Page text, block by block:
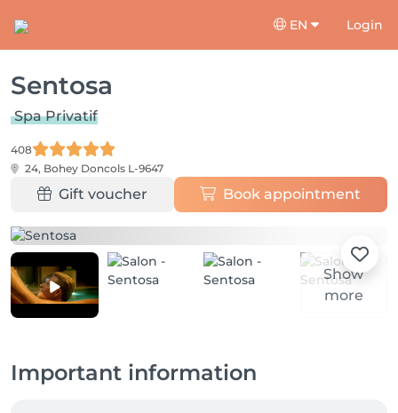
EN Login
Sentosa
Spa Privatif
408
24, Bohey Doncols L-9647
Gift voucher Book appointment
Show
more
Important information